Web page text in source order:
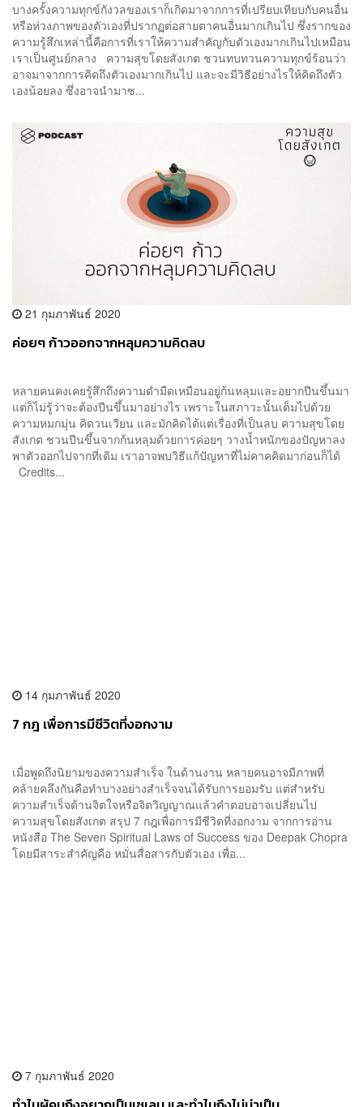
บางครั้งความทุกข์กังวลของเราก็เกิดมาจากการที่เปรียบเทียบกับคนอื่น
หรือห่วงภาพของตัวเองที่ปรากฏต่อสายตาคนอื่นมากเกินไป ซึ่งรากของ
ความรู้สึกเหล่านี้คือการที่เราให้ความสำคัญกับตัวเองมากเกินไปเหมือน
เราเป็นศูนย์กลาง ความสุขโดยสังเกต ชวนทบทวนความทุกข์ร้อนว่า
อาจมาจากการคิดถึงตัวเองมากเกินไป และจะมีวิธีอย่างไรให้คิดถึงตัว
เองน้อยลง ซึ่งอาจนำมาซ...
21 กุมภาพันธ์ 2020
ค่อยๆ ก้าวออกจากหลุมความคิดลบ
หลายคนคงเคยรู้สึกถึงความดำมืดเหมือนอยู่ก้นหลุมและอยากปีนขึ้นมา
แต่ก็ไม่รู้ว่าจะต้องปีนขึ้นมาอย่างไร เพราะในสภาวะนั้นเต็มไปด้วย
ความหมกมุ่น คิดวนเวียน และมักคิดได้แต่เรื่องที่เป็นลบ ความสุขโดย
สังเกต ชวนปีนขึ้นจากก้นหลุมด้วยการค่อยๆ วางน้ำหนักของปัญหาลง
พาตัวออกไปจากที่เดิม เราอาจพบวิธีแก้ปัญหาที่ไม่คาคคิดมาก่อนก็ได้
Credits...
14 กุมภาพันธ์ 2020
7 กฎ เพื่อการมีชีวิตที่งอกงาม
เมื่อพูดถึงนิยามของความสำเร็จ ในด้านงาน หลายคนอาจมีภาพที่
คล้ายคลึงกันคือทำบางอย่างสำเร็จจนได้รับการยอมรับ แต่สำหรับ
ความสำเร็จด้านจิตใจหรือจิตวิญญาณแล้วคำตอบอาจเปลี่ยนไป
ความสุขโดยสังเกต สรุป 7 กฎเพื่อการมีชีวิตที่งอกงาม จากการอ่าน
หนังสือ The Seven Spiritual Laws of Success ของ Deepak Chopra
โดยมีสาระสำคัญคือ หมั่นสื่อสารกับตัวเอง เพื่อ...
7 กุมภาพันธ์ 2020